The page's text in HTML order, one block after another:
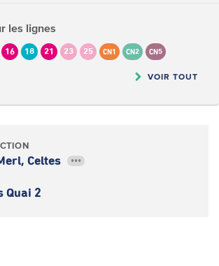
les lignes
16 18 21 23 25 CN1 CN2 CN5
VOIR TOUT
Celtes •••
Quai 2